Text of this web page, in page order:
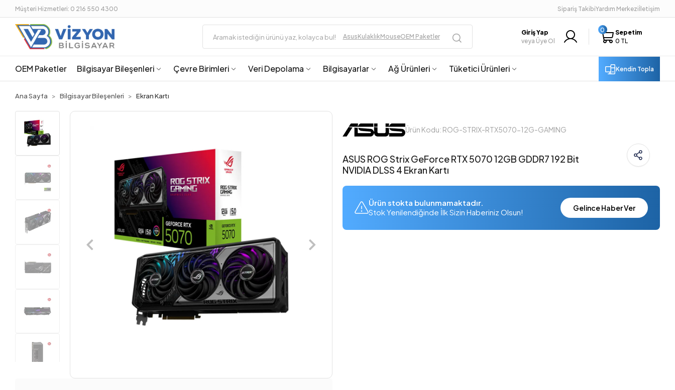
Müşteri Hizmetleri: 0 216 550 4300 Sipariş TakibiYardım Merkeziİletişim
AsusKulaklıkMouseOEM Paketler
Giriş Yap
veya Üye Ol
0
Sepetim
0 TL
OEM Paketler Bilgisayar Bileşenleri Çevre Birimleri Veri Depolama Bilgisayarlar Ağ Ürünleri Tüketici Ürünleri Kendin Topla
Ana Sayfa Bilgisayar Bileşenleri Ekran Kartı
Ürün Kodu: ROG-STRIX-RTX5070-12G-GAMING
ASUS ROG Strix GeForce RTX 5070 12GB GDDR7 192 Bit
NVIDIA DLSS 4 Ekran Kartı
Ürün stokta bulunmamaktadır.
Stok Yenilendiğinde İlk Sizin Haberiniz Olsun!
Gelince Haber Ver